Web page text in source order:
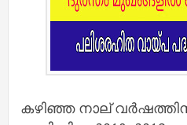
കഴിഞ്ഞ നാല്